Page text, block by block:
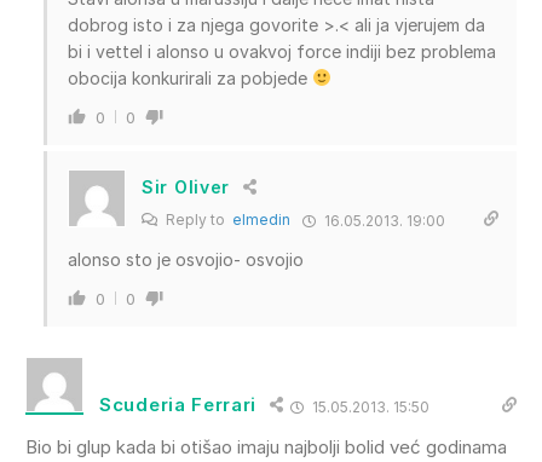
dobrog isto i za njega govorite >.< ali ja vjerujem da
bi i vettel i alonso u ovakvoj force indiji bez problema
obocija konkurirali za pobjede
0 0
Sir Oliver
Reply to elmedin 16.05.2013. 19:00
alonso sto je osvojio- osvojio
0 0
Scuderia Ferrari 15.05.2013. 15:50
Bio bi glup kada bi otišao imaju najbolji bolid već godinama